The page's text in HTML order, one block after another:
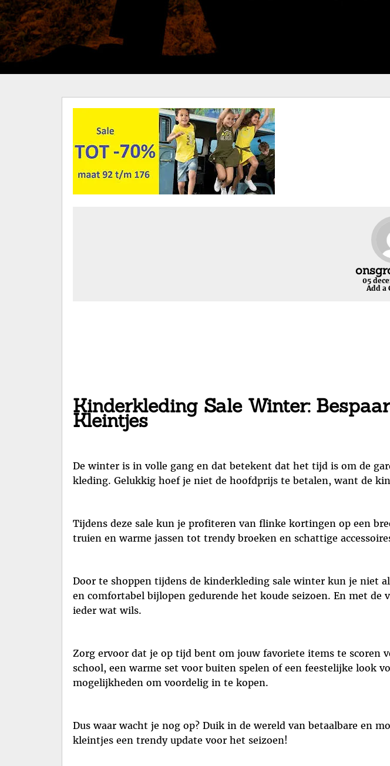
05
Add a
Kinderkleding Sale Winter:
Kleintjes
De winter is in volle gang en dat betekent dat het tijd is om de
kleding. Gelukkig hoef je niet de hoofdprijs te betalen, want de
Tijdens deze sale kun je profiteren van flinke kortingen op een
truien en warme jassen tot trendy broeken en schattige
Door te shoppen tijdens de kinderkleding sale winter kun je niet
en comfortabel bijlopen gedurende het koude seizoen. En met
ieder wat wils.
Zorg ervoor dat je op tijd bent om jouw favoriete items te
school, een warme set voor buiten spelen of een feestelijke look
mogelijkheden om voordelig in te kopen.
Dus waar wacht je nog op? Duik in de wereld van betaalbare en
kleintjes een trendy update voor het seizoen!